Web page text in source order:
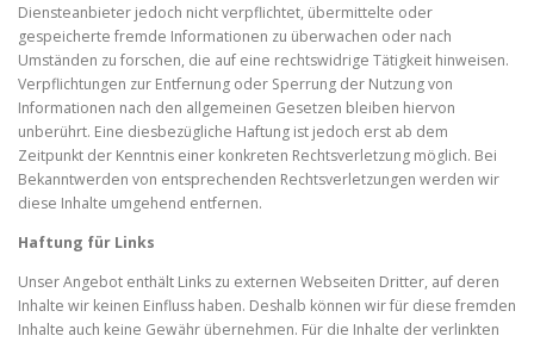
Diensteanbieter jedoch nicht verpflichtet, übermittelte oder
gespeicherte fremde Informationen zu überwachen oder nach
Umständen zu forschen, die auf eine rechtswidrige Tätigkeit hinweisen.
Verpflichtungen zur Entfernung oder Sperrung der Nutzung von
Informationen nach den allgemeinen Gesetzen bleiben hiervon
unberührt. Eine diesbezügliche Haftung ist jedoch erst ab dem
Zeitpunkt der Kenntnis einer konkreten Rechtsverletzung möglich. Bei
Bekanntwerden von entsprechenden Rechtsverletzungen werden wir
diese Inhalte umgehend entfernen.
Haftung für Links
Unser Angebot enthält Links zu externen Webseiten Dritter, auf deren
Inhalte wir keinen Einfluss haben. Deshalb können wir für diese fremden
Inhalte auch keine Gewähr übernehmen. Für die Inhalte der verlinkten